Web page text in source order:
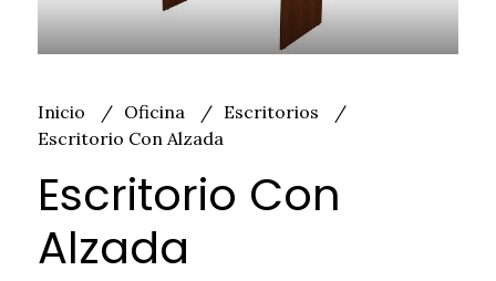
Inicio Oficina
Escritorios
Escritorio Con Alzada
Escritorio Con
Alzada